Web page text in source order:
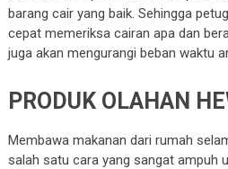
barang cair yang baik. Sehingga
cepat memeriksa cairan apa dan
juga akan mengurangi beban waktu
PRODUK OLAHAN
Membawa makanan dari rumah
salah satu cara yang sangat ampuh